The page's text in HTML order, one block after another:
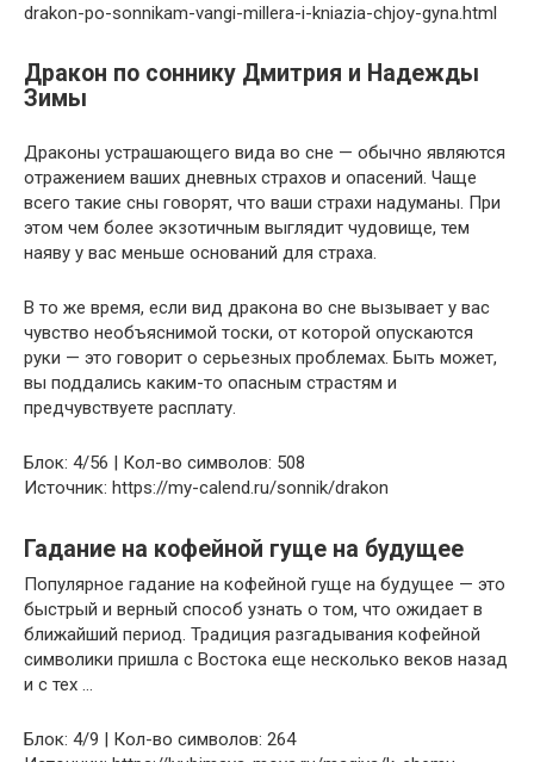
drakon-po-sonnikam-vangi-millera-i-kniazia-chjoy-gyna.html
Дракон по соннику Дмитрия и Надежды
Зимы
Драконы устрашающего вида во сне — обычно являются
отражением ваших дневных страхов и опасений. Чаще
всего такие сны говорят, что ваши страхи надуманы. При
этом чем более экзотичным выглядит чудовище, тем
наяву у вас меньше оснований для страха.
В то же время, если вид дракона во сне вызывает у вас
чувство необъяснимой тоски, от которой опускаются
руки — это говорит о серьезных проблемах. Быть может,
вы поддались каким-то опасным страстям и
предчувствуете расплату.
Блок: 4/56 | Кол-во символов: 508
Источник: https://my-calend.ru/sonnik/drakon
Гадание на кофейной гуще на будущее
Популярное гадание на кофейной гуще на будущее — это
быстрый и верный способ узнать о том, что ожидает в
ближайший период. Традиция разгадывания кофейной
символики пришла с Востока еще несколько веков назад
и с тех …
Блок: 4/9 | Кол-во символов: 264